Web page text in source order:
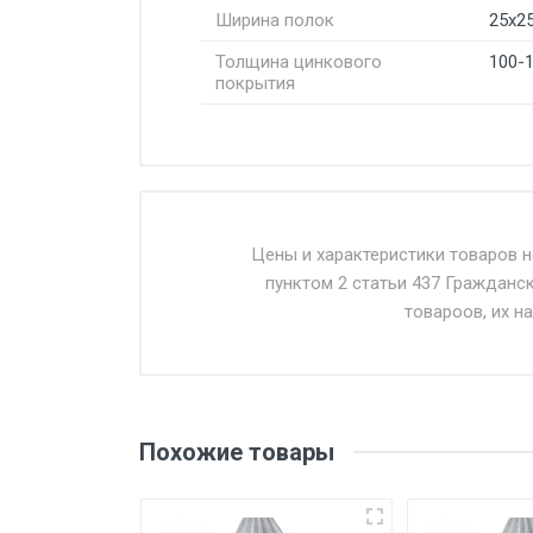
Ширина полок
Толщина цинкового
покрытия
100-
Доставка осуществляется
Въезд на ТТК и Садовое
уплаты понесенных расходов.
Самовывоз со склада г.
Цены и характеристики товаров
пунктом 2 статьи 437
товароов, их
Похожие товары